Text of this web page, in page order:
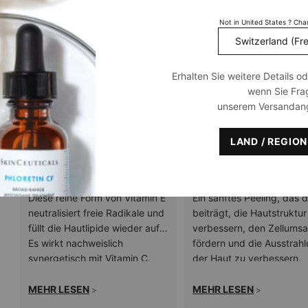
1% Alpha Tocopherol
Diese reine Form von Vitamin E
neutralisiert freie Radikale und
füllt die Hautlipide wieder auf.
Es wirkt nachweislich
synergetisch mit Vitamin C.
MEHR LESEN >
Ein sanftes Peeling, das
beiträgt, die Hautstruktur
verbessern, den
fördern und die
der Haut zu verbessern.
MEHR LESEN >
Not in United States ?
Erhalten Sie weitere Details
wenn Sie
unserem
LAND /